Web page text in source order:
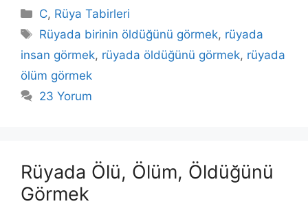
Kategoriler
C, Rüya Tabirleri
Etiketler
Rüyada birinin öldüğünü görmek, rüyada
insan görmek, rüyada öldüğünü görmek, rüyada
ölüm görmek
23 Yorum
Rüyada Ölü, Ölüm, Öldüğünü
Görmek